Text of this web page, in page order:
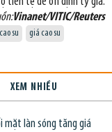
Vinanet/VITIC/Reuters
cao su giá cao su
XEM NHIỀU
mặt làn sóng tăng giá